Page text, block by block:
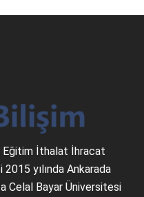
Eğitim İthalat İhracat
yılında Ankarada
Celal Bayar Üniversitesi